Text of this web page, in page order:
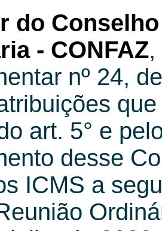
do
- CONFAZ,
nº 24,
art. 5° e
desse
ICMS a